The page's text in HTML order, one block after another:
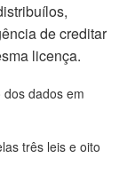
de creditar
licença.
dados em
três leis e oito